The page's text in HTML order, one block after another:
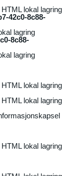
HTML lokal lagring
42c0-8c88-
lagring
8c88-
lagring
HTML lokal lagring
HTML lokal lagring
HTML lokal lagring